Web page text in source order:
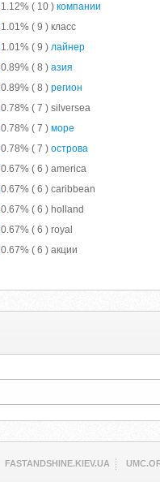
1.12% ( 10 ) компании
1.01% ( 9 ) класс
1.01% ( 9 ) лайнер
0.89% ( 8 ) азия
0.89% ( 8 ) регион
0.78% ( 7 ) silversea
0.78% ( 7 ) море
0.78% ( 7 ) острова
0.67% ( 6 ) america
0.67% ( 6 ) caribbean
0.67% ( 6 ) holland
0.67% ( 6 ) royal
0.67% ( 6 ) акции
FASTANDSHINE.KIEV.UA